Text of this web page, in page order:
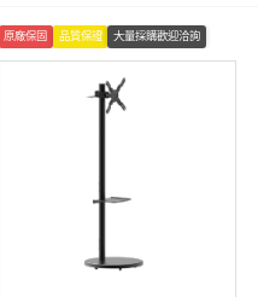
原廠保固 品質保證 大量採購歡迎洽詢